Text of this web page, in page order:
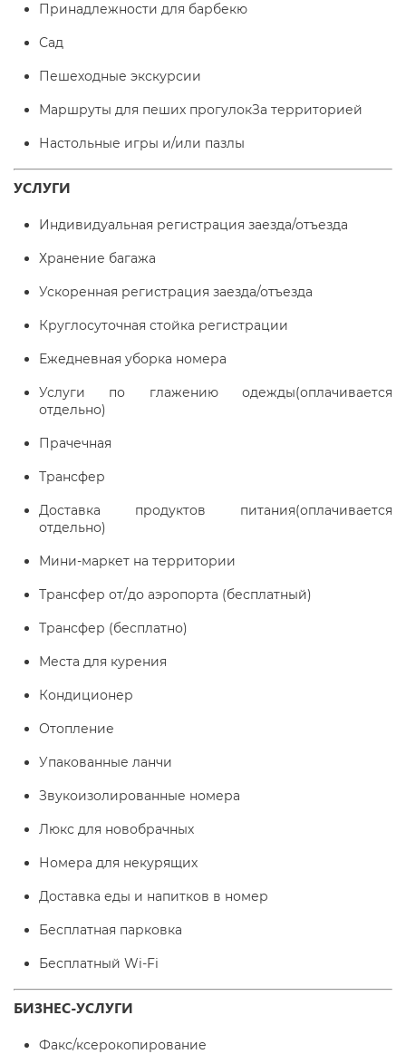
Принадлежности для барбекю
Сад
Пешеходные экскурсии
Маршруты для пеших прогулокЗа территорией
Настольные игры и/или пазлы
УСЛУГИ
Индивидуальная регистрация заезда/отъезда
Хранение багажа
Ускоренная регистрация заезда/отъезда
Круглосуточная стойка регистрации
Ежедневная уборка номера
Услуги по глажению одежды(оплачивается
отдельно)
Прачечная
Трансфер
Доставка продуктов питания(оплачивается
отдельно)
Мини-маркет на территории
Трансфер от/до аэропорта (бесплатный)
Трансфер (бесплатно)
Места для курения
Кондиционер
Отопление
Упакованные ланчи
Звукоизолированные номера
Люкс для новобрачных
Номера для некурящих
Доставка еды и напитков в номер
Бесплатная парковка
Бесплатный Wi-Fі
БИЗНЕС-УСЛУГИ
Факс/ксерокопирование